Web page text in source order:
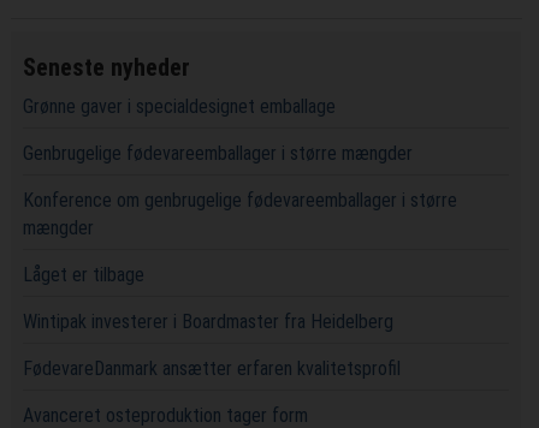
Seneste nyheder
Grønne gaver i specialdesignet emballage
Genbrugelige fødevareemballager i større mængder
Konference om genbrugelige fødevareemballager i større
mængder
Låget er tilbage
Wintipak investerer i Boardmaster fra Heidelberg
FødevareDanmark ansætter erfaren kvalitetsprofil
Avanceret osteproduktion tager form